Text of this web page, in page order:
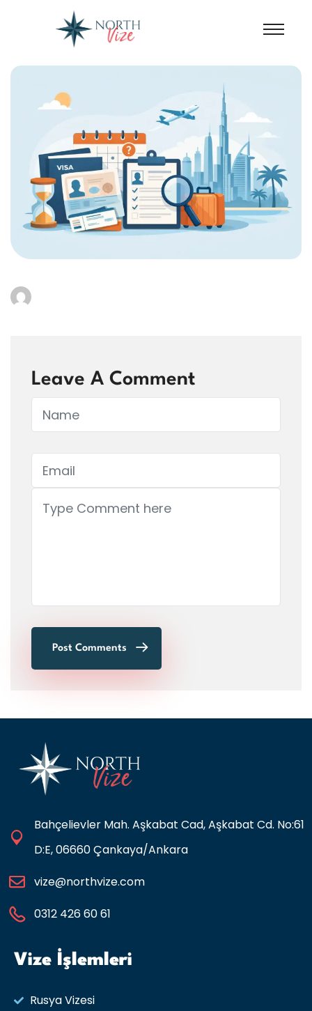
Leave A Comment
Post Comments
Bahçelievler Mah. Aşkabat Cad, Aşkabat Cd. No:61
D:E, 06660 Çankaya/Ankara
vize@northvize.com
0312 426 60 61
Vize İşlemleri
Rusya Vizesi​